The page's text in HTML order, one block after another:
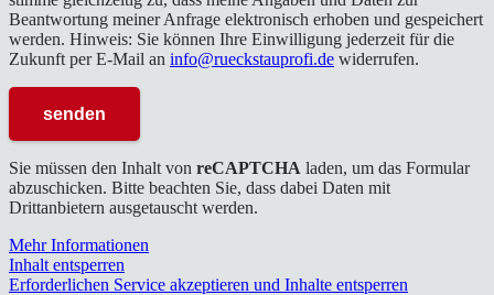
Beantwortung meiner Anfrage elektronisch erhoben und gespeichert
werden. Hinweis: Sie können Ihre Einwilligung jederzeit für die
Zukunft per E-Mail an info@rueckstauprofi.de widerrufen.
Sie müssen den Inhalt von reCAPTCHA laden, um das Formular
abzuschicken. Bitte beachten Sie, dass dabei Daten mit
Drittanbietern ausgetauscht werden.
Mehr Informationen
Inhalt entsperren
Erforderlichen Service akzeptieren und Inhalte entsperren